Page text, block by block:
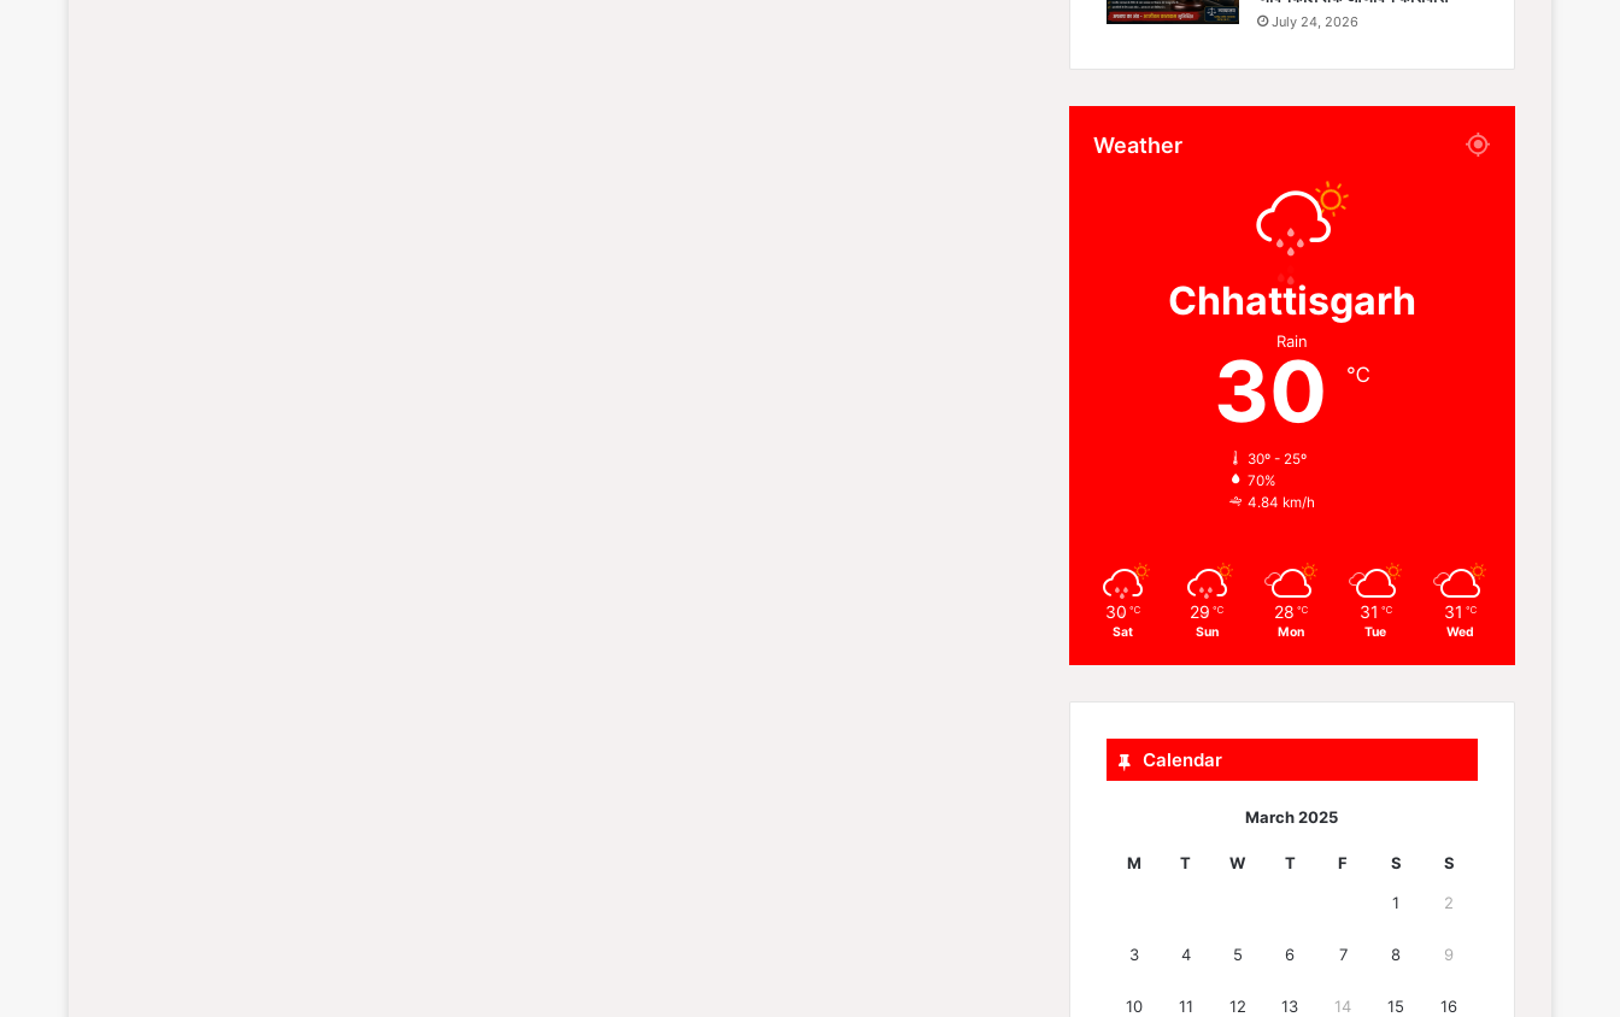
July 24, 2026
Weather
Chhattisgarh
Rain
30 ℃
30º - 25º
70%
4.84 km/h
30 ℃
Sat
29 ℃
Sun
28 ℃
Mon
31 ℃
Tue
31 ℃
Wed
Calendar
March 2025
M T W T F S S
1 2
3 4 5 6 7 8 9
10 11 12 13 14 15 16